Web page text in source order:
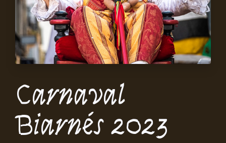
Carnaval
Biarnés 2023